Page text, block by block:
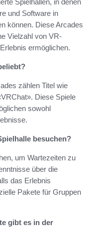
Spielhallen, in denen
und Software in
können. Diese Arcades
Vielzahl von VR-
ermöglichen.
zählen Titel wie
Diese Spiele
sowohl
besuchen?
um Wartezeiten zu
über die
das Erlebnis
Pakete für Gruppen
gibt es in der